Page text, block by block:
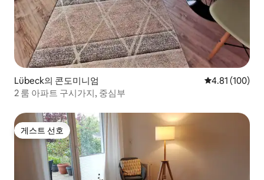
Lübeck의 콘도미니엄 평점 4.81점(5
4.81 (100)
2 룸 아파트 구시가지, 중심부
게스트 선호
게스트 선호